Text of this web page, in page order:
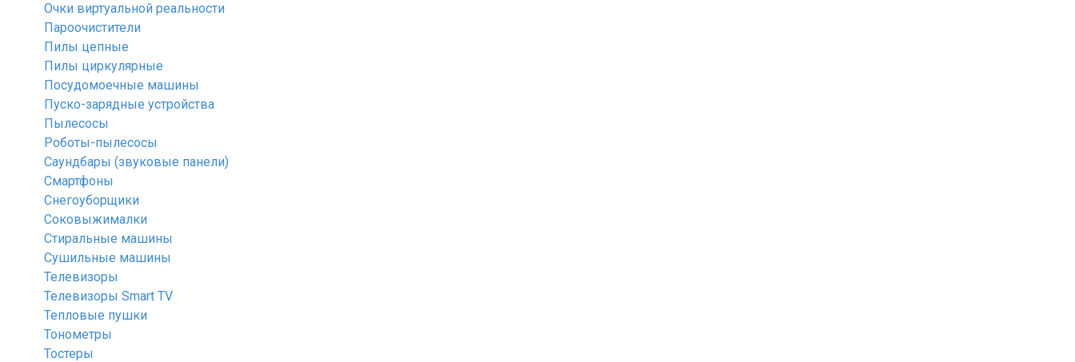
Очки виртуальной реальности
Пароочистители
Пилы цепные
Пилы циркулярные
Посудомоечные машины
Пуско-зарядные устройства
Пылесосы
Роботы-пылесосы
Саундбары (звуковые панели)
Смартфоны
Снегоуборщики
Соковыжималки
Стиральные машины
Сушильные машины
Телевизоры
Телевизоры Smart TV
Тепловые пушки
Тонометры
Тостеры